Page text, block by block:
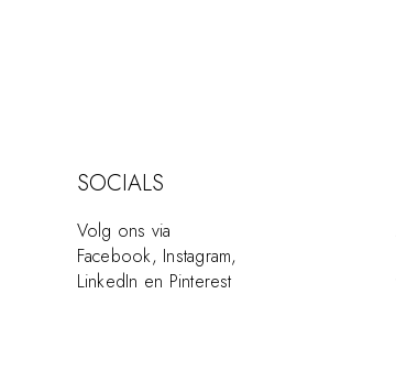
SOCIALS
Volg ons via
Facebook, Instagram,
LinkedIn en Pinterest